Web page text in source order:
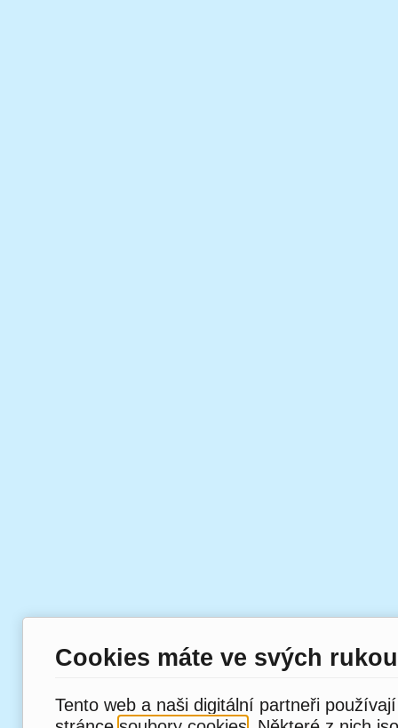
Cookies máte ve svých rukou
Tento web a naši digitální partneři